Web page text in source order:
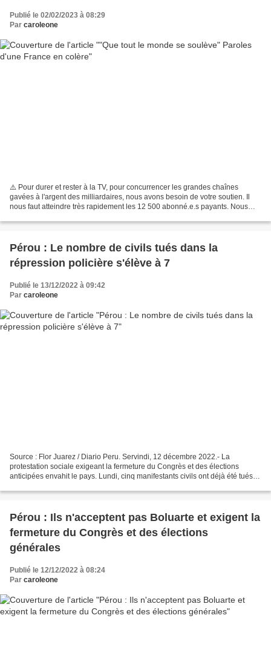
Publié le 02/02/2023 à 08:29
Par caroleone
⚠️ Pour durer et rester à la TV, pour concurrencer les grandes chaînes
gavées à l'argent des milliardaires, nous avons besoin de votre soutien. Il
nous faut atteindre très rapidement les 12 500 abonné.e.s payants. Nous
Pérou : Le nombre de civils tués dans la
répression policière s'élève à 7
Publié le 13/12/2022 à 09:42
Par caroleone
Source : Flor Juarez / Diario Peru. Servindi, 12 décembre 2022.- La
protestation sociale exigeant la fermeture du Congrès et des élections
anticipées envahit le pays. Lundi, cinq manifestants civils ont déjà été tués
Pérou : Ils n'acceptent pas Boluarte et exigent la
fermeture du Congrès et des élections
générales
Publié le 12/12/2022 à 08:24
Par caroleone